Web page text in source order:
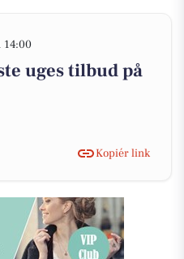
14:00
uges tilbud på
Kopiér link